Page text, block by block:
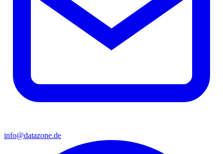
info@datazone.de